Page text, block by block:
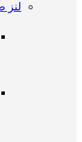
لنز